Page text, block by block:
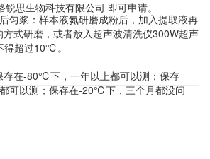
浆：样本液氮研磨成粉后，加入提取液再
式研磨，或者放入超声波清洗仪300W超声
得超过10℃。
在-80℃下，一年以上都可以测；保存
可以测；保存在-20℃下，三个月都没问
思生物科技有限公司 即可申请。